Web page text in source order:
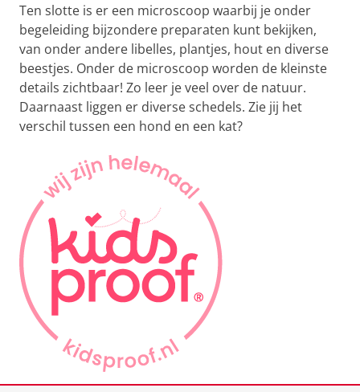
Ten slotte is er een microscoop waarbij je onder
begeleiding bijzondere preparaten kunt bekijken,
van onder andere libelles, plantjes, hout en diverse
beestjes. Onder de microscoop worden de kleinste
details zichtbaar! Zo leer je veel over de natuur.
Daarnaast liggen er diverse schedels. Zie jij het
verschil tussen een hond en een kat?